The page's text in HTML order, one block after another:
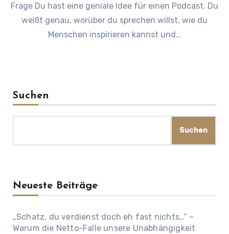
Frage Du hast eine geniale Idee für einen Podcast. Du
weißt genau, worüber du sprechen willst, wie du
Menschen inspirieren kannst und…
Suchen
Suchen
Neueste Beiträge
„Schatz, du verdienst doch eh fast nichts…“ –
Warum die Netto-Falle unsere Unabhängigkeit